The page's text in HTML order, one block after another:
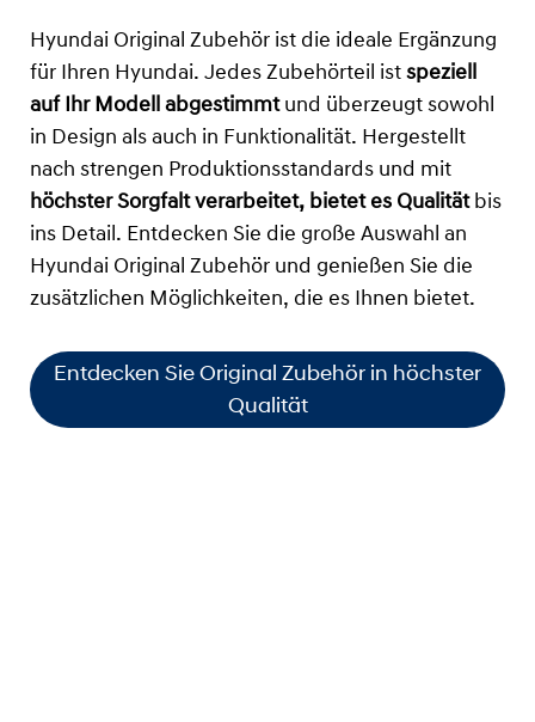
Hyundai Original Zubehör ist die ideale Ergänzung
für Ihren Hyundai. Jedes Zubehörteil ist speziell
auf Ihr Modell abgestimmt und überzeugt sowohl
in Design als auch in Funktionalität. Hergestellt
nach strengen Produktionsstandards und mit
höchster Sorgfalt verarbeitet, bietet es Qualität bis
ins Detail. Entdecken Sie die große Auswahl an
Hyundai Original Zubehör und genießen Sie die
zusätzlichen Möglichkeiten, die es Ihnen bietet.
Entdecken Sie Original Zubehör in höchster
Qualität